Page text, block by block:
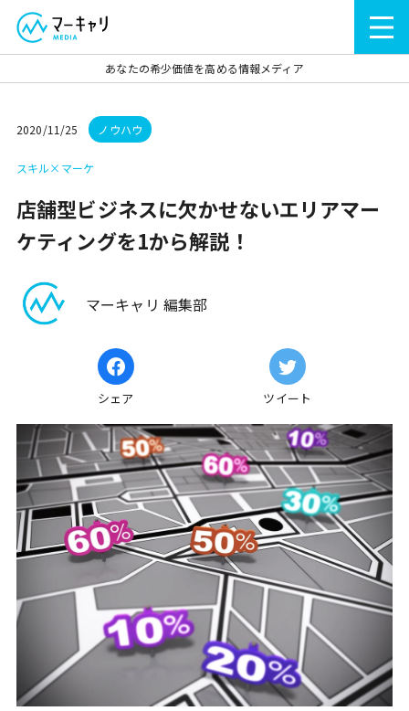
あなたの希少価値を高める情報メディア
2020/11/25 ノウハウ
スキル×マーケ
店舗型ビジネスに欠かせないエリアマー
ケティングを1から解説！
マーキャリ 編集部
シェア ツイート